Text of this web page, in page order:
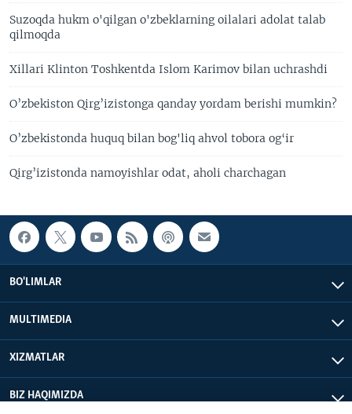
Suzoqda hukm o'qilgan o'zbeklarning oilalari adolat talab
qilmoqda
Xillari Klinton Toshkentda Islom Karimov bilan uchrashdi
O’zbekiston Qirg’izistonga qanday yordam berishi mumkin?
O’zbekistonda huquq bilan bog'liq ahvol tobora og‘ir
Qirg’izistonda namoyishlar odat, aholi charchagan
BO'LIMLAR
MULTIMEDIA
XIZMATLAR
BIZ HAQIMIZDA